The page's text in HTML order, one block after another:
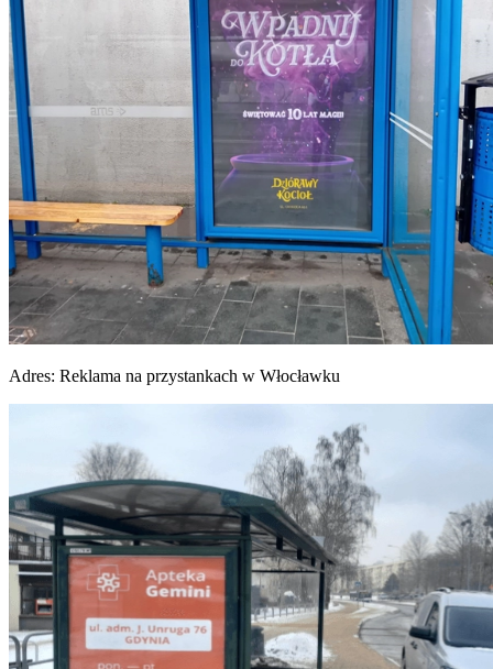
Adres: Reklama na przystankach w Włocławku